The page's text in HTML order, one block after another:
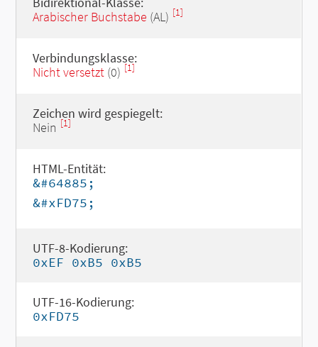
Arabischer Buchstabe (AL) [1]
Verbindungsklasse:
Nicht versetzt(0) [1]
Zeichen wird gespiegelt:
Nein [1]
HTML-Entität:
&#64885;
&#xFD75;
UTF-8-Kodierung:
0xEF 0xB5 0xB5
UTF-16-Kodierung:
0xFD75